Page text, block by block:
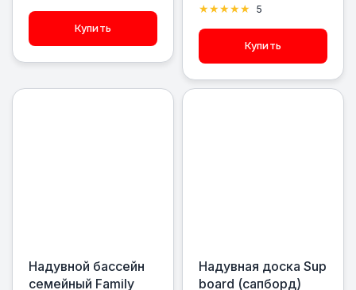
Купить
5
Купить
Надувной бассейн
семейный Family
Надувная доска Sup
board (сапборд)